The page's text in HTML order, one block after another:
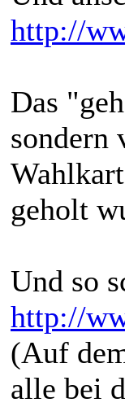
http://
Das
sondern
geholt
Und so
http://
(Auf
alle bei